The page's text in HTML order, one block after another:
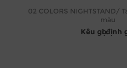
02 COLORS NIGHTSTAND/
màu
Kêu gọi định